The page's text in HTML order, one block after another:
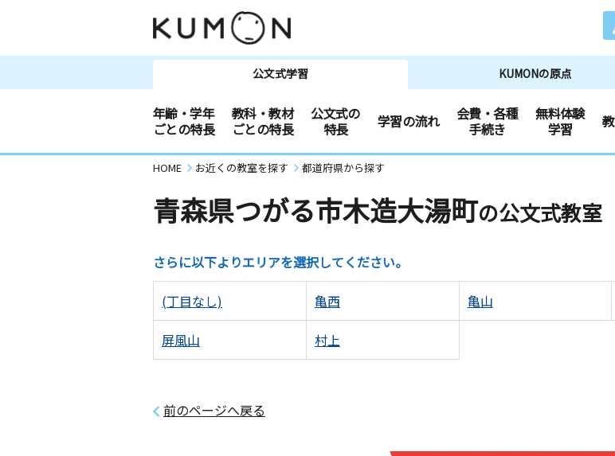
公文式学習 KUMONの原点
年齢・学年
ごとの特長
教科・教材
ごとの特長
公文式の
特長
学習の流れ
会費・各種
手続き
無料体験
学習
HOME お近くの教室を探す 都道府県から探す
青森県つがる市木造大湯町の公文式教室
さらに以下よりエリアを選択してください。
(丁目なし) 亀西 亀山
屏風山 村上
前のページへ戻る